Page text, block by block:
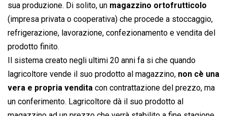
sua produzione. Di solito, un magazzino ortofrutticolo
(impresa privata o cooperativa) che procede a stoccaggio,
refrigerazione, lavorazione, confezionamento e vendita del
prodotto finito.
Il sistema creato negli ultimi 20 anni fa si che quando
lagricoltore vende il suo prodotto al magazzino, non cè una
vera e propria vendita con contrattazione del prezzo, ma
un conferimento. Lagricoltore dà il suo prodotto al